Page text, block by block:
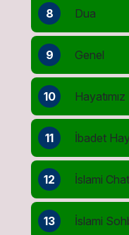
8 Dua
9 Genel
10 Hayatımız
11 İbadet
12 İslami
13 İslami